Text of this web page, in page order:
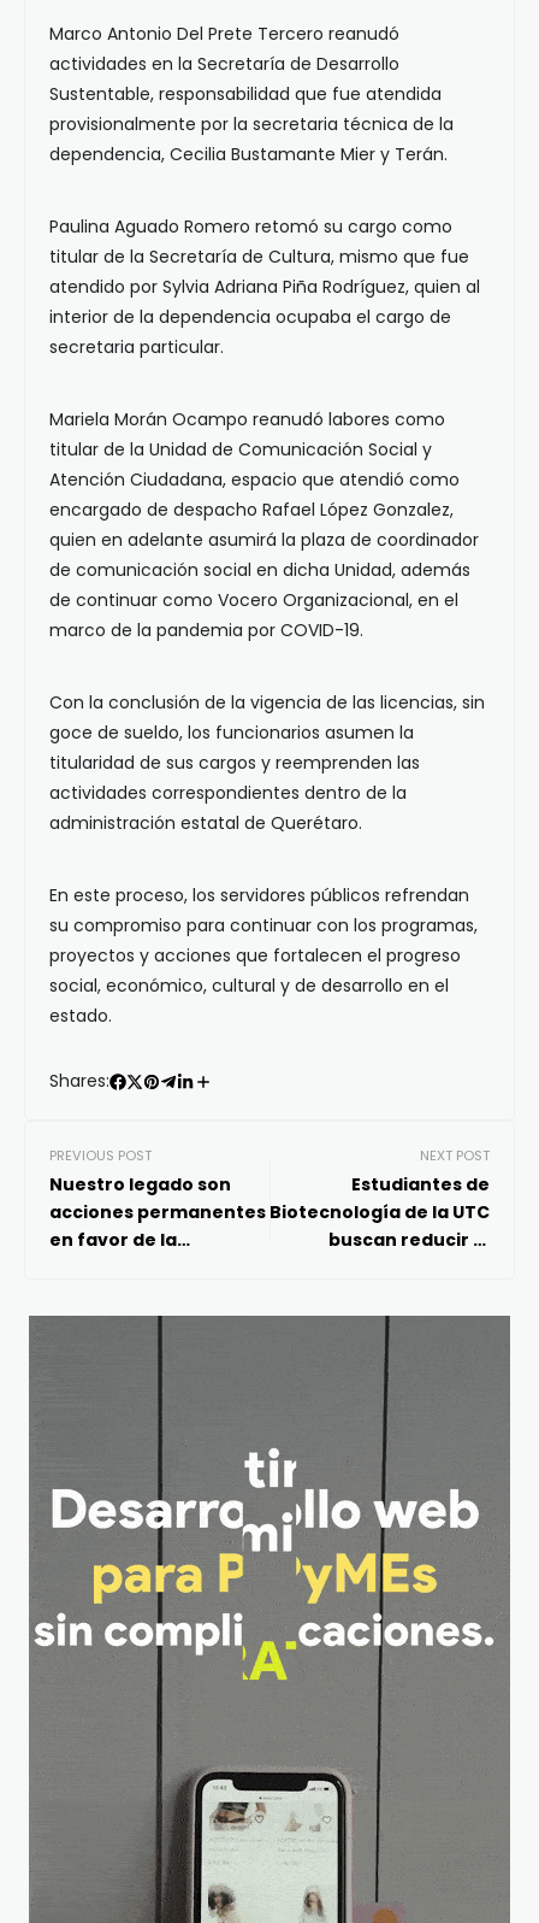
Marco Antonio Del Prete Tercero reanudó
actividades en la Secretaría de Desarrollo
Sustentable, responsabilidad que fue atendida
provisionalmente por la secretaria técnica de la
dependencia, Cecilia Bustamante Mier y Terán.
Paulina Aguado Romero retomó su cargo como
titular de la Secretaría de Cultura, mismo que fue
atendido por Sylvia Adriana Piña Rodríguez, quien al
interior de la dependencia ocupaba el cargo de
secretaria particular.
Mariela Morán Ocampo reanudó labores como
titular de la Unidad de Comunicación Social y
Atención Ciudadana, espacio que atendió como
encargado de despacho Rafael López Gonzalez,
quien en adelante asumirá la plaza de coordinador
de comunicación social en dicha Unidad, además
de continuar como Vocero Organizacional, en el
marco de la pandemia por COVID-19.
Con la conclusión de la vigencia de las licencias, sin
goce de sueldo, los funcionarios asumen la
titularidad de sus cargos y reemprenden las
actividades correspondientes dentro de la
administración estatal de Querétaro.
En este proceso, los servidores públicos refrendan
su compromiso para continuar con los programas,
proyectos y acciones que fortalecen el progreso
social, económico, cultural y de desarrollo en el
estado.
Shares:
PREVIOUS POST
Nuestro legado son
acciones permanentes
en favor de la
FDS
NEXT POST
Estudiantes de
Biotecnología de la UTC
buscan reducir la